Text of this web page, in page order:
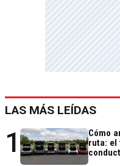
LAS MÁS LEÍDAS
1
Cómo
ruta: el